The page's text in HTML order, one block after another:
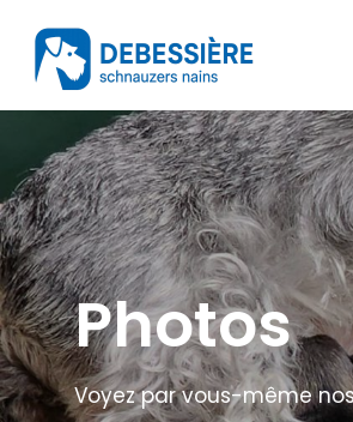
Photos
Voyez par vous-même